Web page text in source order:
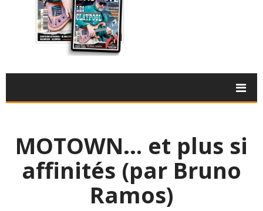
MOTOWN… et plus si
affinités (par Bruno
Ramos)